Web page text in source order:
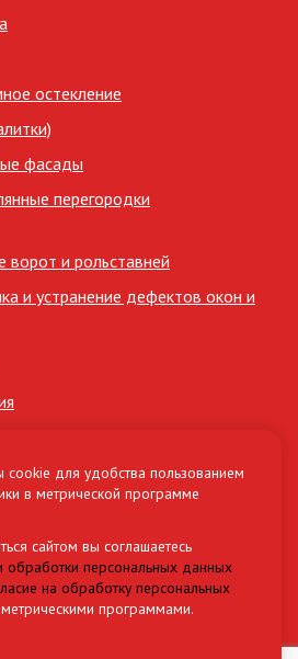
остекление
фасады
перегородки
ворот и рольставней
и устранение дефектов окон и
(СНиП, ГОСТ)
сайта
Медиа Груп
для удобства пользованием
в метрической программе
сайтом вы соглашаетесь
обработки персональных данных
на обработку персональных
программами.